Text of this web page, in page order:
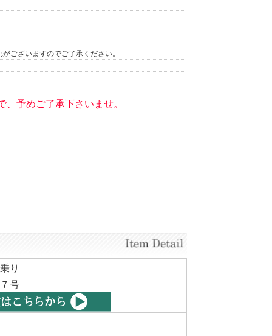
ございますのでご了承ください。
予めご了承下さいませ。
り
号